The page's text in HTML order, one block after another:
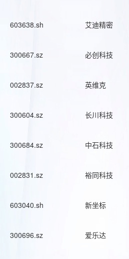
603638.sh 艾迪精密
300667.sz 必创科技
002837.sz 英维克
300604.sz 长川科技
300684.sz 中石科技
002831.sz 裕同科技
603040.sh 新坐标
300696.sz 爱乐达